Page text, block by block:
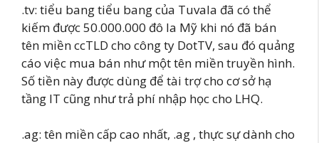
.tv: tiểu bang tiểu bang của Tuvala đã có thể
kiếm được 50.000.000 đô la Mỹ khi nó đã bán
tên miền ccTLD cho công ty DotTV, sau đó quảng
cáo việc mua bán như một tên miền truyền hình.
Số tiền này được dùng để tài trợ cho cơ sở hạ
tầng IT cũng như trả phí nhập học cho LHQ.
.ag: tên miền cấp cao nhất, .ag , thực sự dành cho